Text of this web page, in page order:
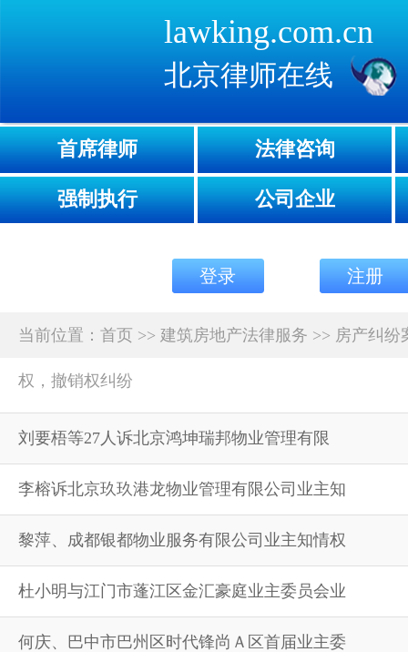
lawking.com.cn
北京律师在线
首席律师 法律咨询
强制执行 公司企业
登录 注册
当前位置： 首页 >> 建筑房地产法律服务 >> 房产纠纷
权，撤销权纠纷
刘要梧等27人诉北京鸿坤瑞邦物业管理有限
李榕诉北京玖玖港龙物业管理有限公司业主知
黎萍、成都银都物业服务有限公司业主知情权
杜小明与江门市蓬江区金汇豪庭业主委员会业
何庆、巴中市巴州区时代锋尚Ａ区首届业主委